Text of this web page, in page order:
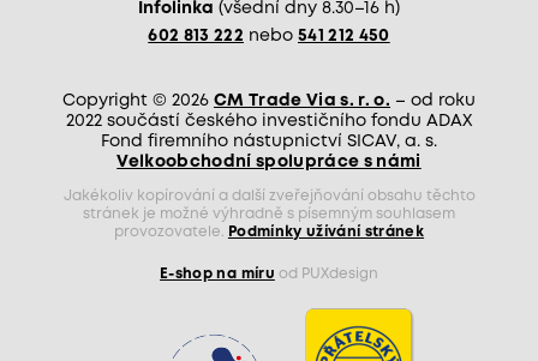
Infolinka (všední dny 8.30–16 h)
602 813 222 nebo 541 212 450
Copyright © 2026 CM Trade Via s. r. o. – od roku
2022 součástí českého investičního fondu ADAX
Fond firemního nástupnictví SICAV, a. s.
Velkoobchodní spolupráce s námi
Jakékoliv kopírování a další zveřejňování obsahu těchto
stránek je možné výhradně s písemným souhlasem
provozovatele.
Podmínky užívání stránek
E-shop na míru od PUXdesign